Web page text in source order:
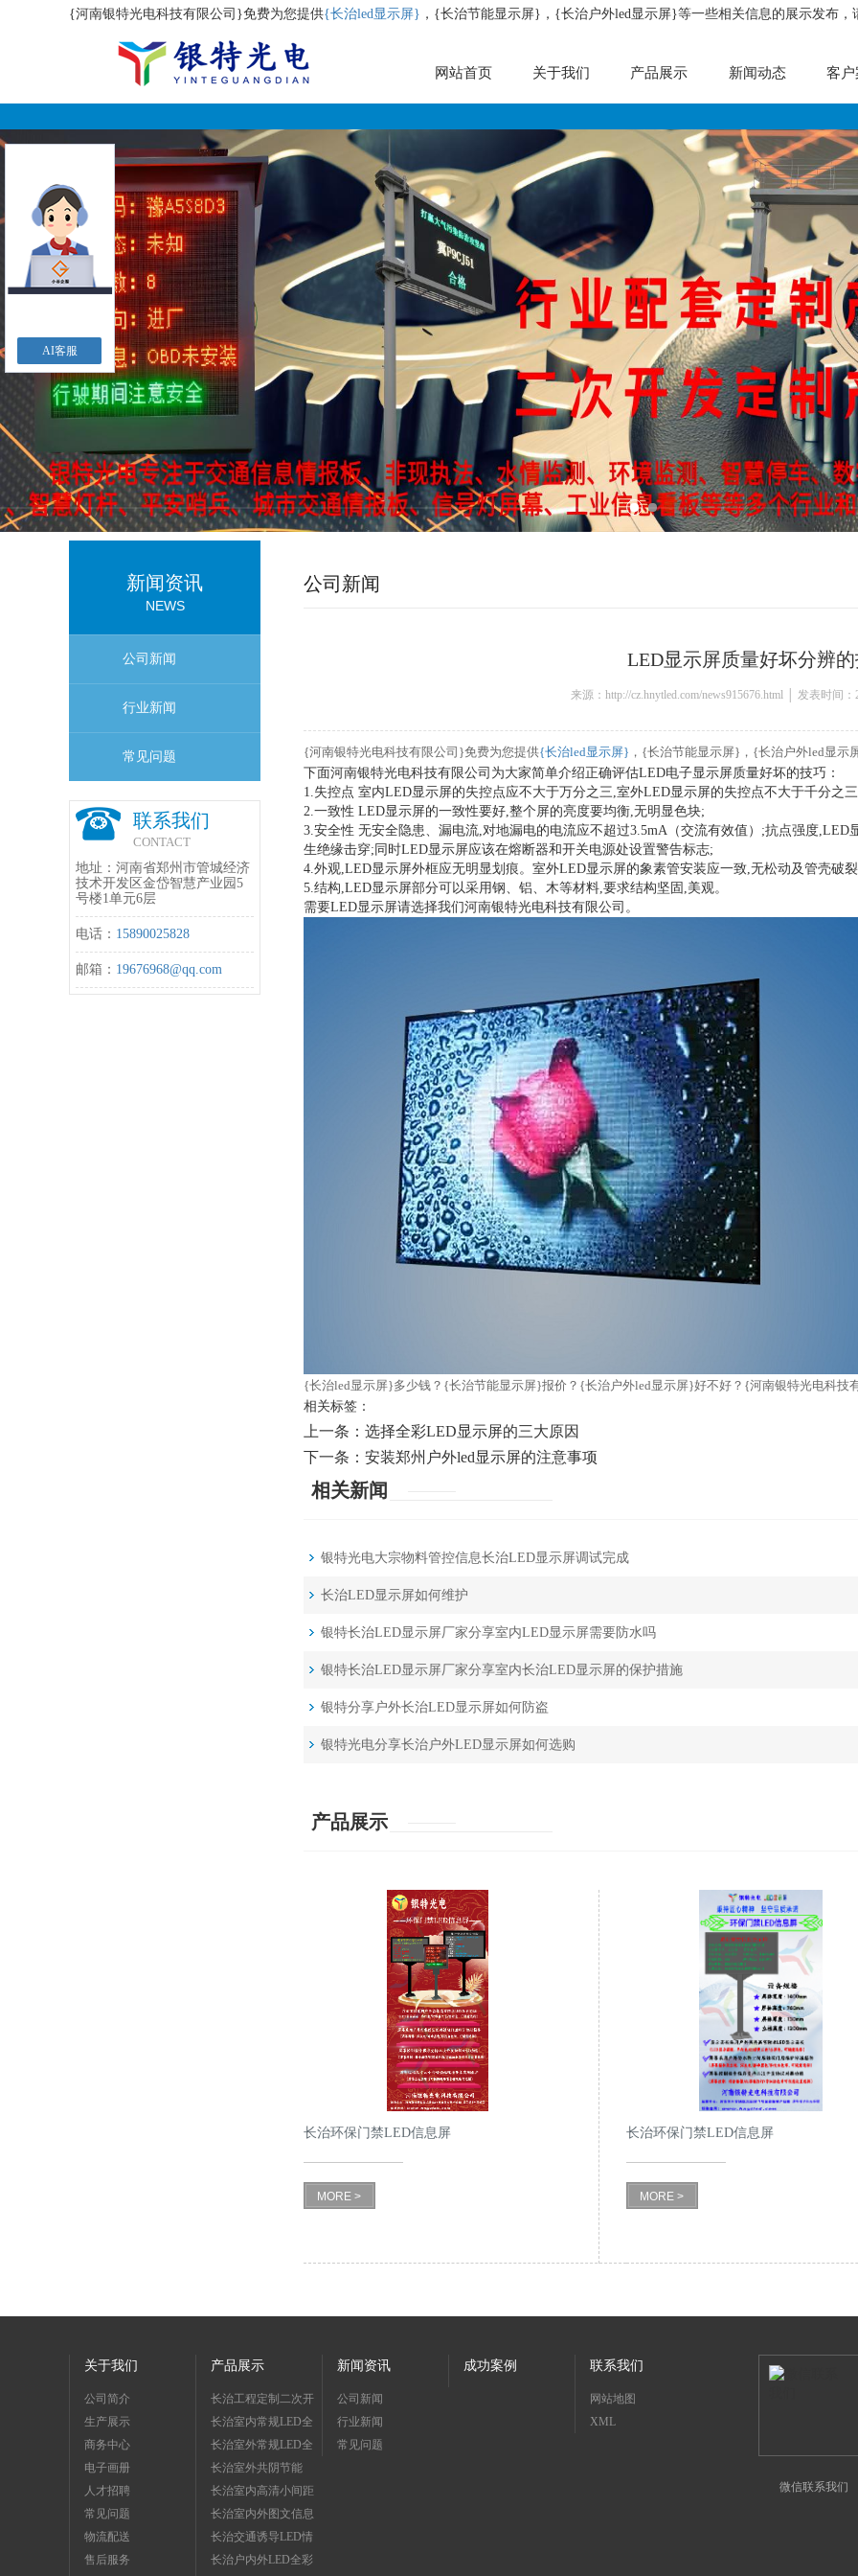
{河南银特光电科技有限公司}免费为您提供{长治led显示屏} ，{长治节能显示屏}，{长治户外led显示屏}等一些相关信息的展示发布，
网站首页 关于我们 产品展示 新闻动态 客
新闻资讯
NEWS
公司新闻
行业新闻
常见问题
联系我们
CONTACT
地址：河南省郑州市管城经济
技术开发区金岱智慧产业园5
号楼1单元6层
电话： 15890025828
邮箱： 19676968@qq.com
公司新闻
LED显示屏质量好坏分辨
来源：http://cz.hnytled.com/news915676.html │ 发表时间
{河南银特光电科技有限公司}免费为您提供{长治led显示屏} ，{长治节能显示屏}，{长治户外led显
下面河南银特光电科技有限公司为大家简单介绍正确评估LED电子显示屏质量好坏的技巧：
1.失控点 室内LED显示屏的失控点应不大于万分之三,室外LED显示屏的失控点不大于千分之
2.一致性 LED显示屏的一致性要好,整个屏的亮度要均衡,无明显色块;
3.安全性 无安全隐患、漏电流,对地漏电的电流应不超过3.5mA（交流有效值）;抗点强度
生绝缘击穿;同时LED显示屏应该在熔断器和开关电源处设置警告标志;
4.外观,LED显示屏外框应无明显划痕。室外LED显示屏的象素管安装应一致,无松动及管壳破
5.结构,LED显示屏部分可以采用钢、铝、木等材料,要求结构坚固,美观。
需要LED显示屏请选择我们河南银特光电科技有限公司。
{长治led显示屏}多少钱？{长治节能显示屏}报价？{长治户外led显示屏}好不好？{河南银特光电科技
相关标签：
上一条： 选择全彩LED显示屏的三大原因
下一条： 安装郑州户外led显示屏的注意事项
相关新闻
银特光电大宗物料管控信息长治LED显示屏调试完成
长治LED显示屏如何维护
银特长治LED显示屏厂家分享室内LED显示屏需要防水吗
银特长治LED显示屏厂家分享室内长治LED显示屏的保护措施
银特分享户外长治LED显示屏如何防盗
银特光电分享长治户外LED显示屏如何选购
产品展示
长治环保门禁LED信息屏
MORE >
长治环保门禁LED信息屏
MORE >
关于我们
公司简介
生产展示
商务中心
电子画册
人才招聘
常见问题
物流配送
售后服务
产品展示
长治工程定制二次开
发系列
长治室内常规LED全
彩屏系列
长治室外常规LED全
彩屏系列
长治室外共阴节能
LED彩屏系列
长治室内高清小间距
LED屏系列
长治室内外图文信息
LED屏系列
长治交通诱导LED情
报板系列
长治户内外LED全彩
新闻资讯
公司新闻
行业新闻
常见问题
成功案例 联系我们
网站地图
XML
微信联系我们
AI客服